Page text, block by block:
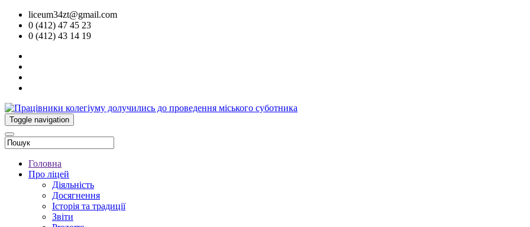
liceum34zt@gmail.com
0 (412) 47 45 23
0 (412) 43 14 19
Toggle navigation
Головна
Про ліцей
Діяльність
Досягнення
Історія та традиції
Звіти